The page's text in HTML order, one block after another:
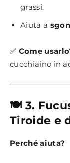
grassi.
Aiuta a
✅ Come
cucchiaino in
🍽️ 3.
Tiroide e
Perché aiuta?